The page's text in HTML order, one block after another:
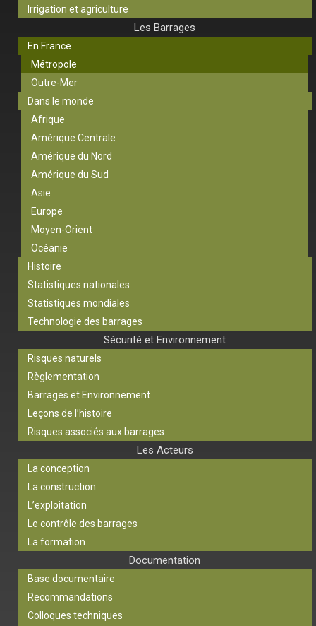
Irrigation et agriculture
Les Barrages
En France
Métropole
Outre-Mer
Dans le monde
Afrique
Amérique Centrale
Amérique du Nord
Amérique du Sud
Asie
Europe
Moyen-Orient
Océanie
Histoire
Statistiques nationales
Statistiques mondiales
Technologie des barrages
Sécurité et Environnement
Risques naturels
Règlementation
Barrages et Environnement
Leçons de l’histoire
Risques associés aux barrages
Les Acteurs
La conception
La construction
L’exploitation
Le contrôle des barrages
La formation
Documentation
Base documentaire
Recommandations
Colloques techniques